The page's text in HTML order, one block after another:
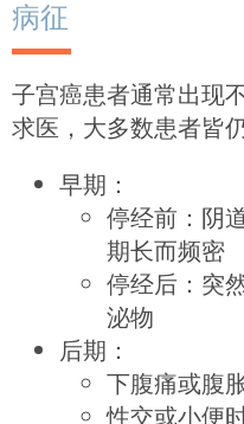
病征
子宫癌患者通常出现
求医，大多数患者皆
早期：
停经前：阴
期长而频密
停经后：突
泌物
后期：
下腹痛或腹
性交或小便